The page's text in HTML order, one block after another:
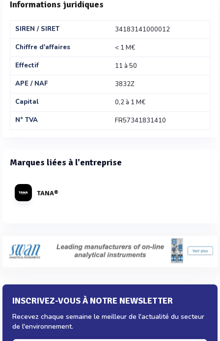
Informations juridiques
SIREN / SIRET
34183141000012
Chiffre d'affaires
< 1 M€
Effectif
11 à 50
APE / NAF
3832Z
Capital
0,2 à 1 M€
N° TVA
FR57341831410
Marques liées à l'entreprise
TANA®
INSCRIVEZ-VOUS À NOTRE NEWSLETTER
Recevez chaque semaine le meilleur de l'actualité du secteur
de l'environnement.